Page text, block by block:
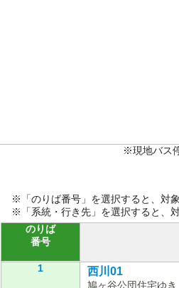
※現地バス
※「のりば番号」を選択すると、対
※「系統・行き先」を選択すると、
のりば
番号
1 西川01
鳩ヶ谷公団住宅ゆき